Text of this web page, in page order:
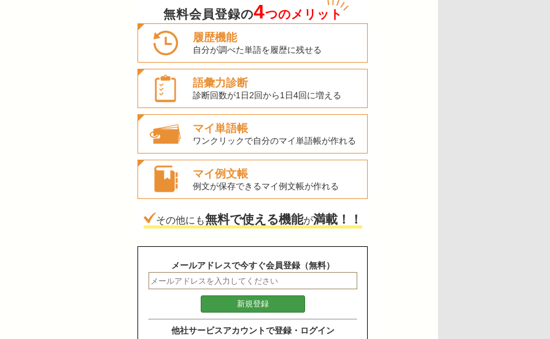
無料会員登録の4つのメリット
履歴機能
自分が調べた単語を履歴に残せる
語彙力診断
診断回数が1日2回から1日4回に増える
マイ単語帳
ワンクリックで自分のマイ単語帳が作れる
マイ例文帳
例文が保存できるマイ例文帳が作れる
その他にも無料で使える機能が満載！！
メールアドレスで今すぐ会員登録（無料）
他社サービスアカウントで登録・ログイン